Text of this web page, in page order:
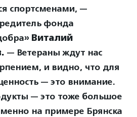
спортсменами, —
фонда
Виталий
— Ветераны ждут нас
и видно, что для
— это внимание.
— это тоже большое
на примере Брянска